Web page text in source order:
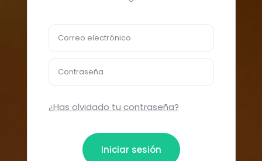
Correo electrónico
Contraseña
¿Has olvidado tu contraseña?
Iniciar sesión